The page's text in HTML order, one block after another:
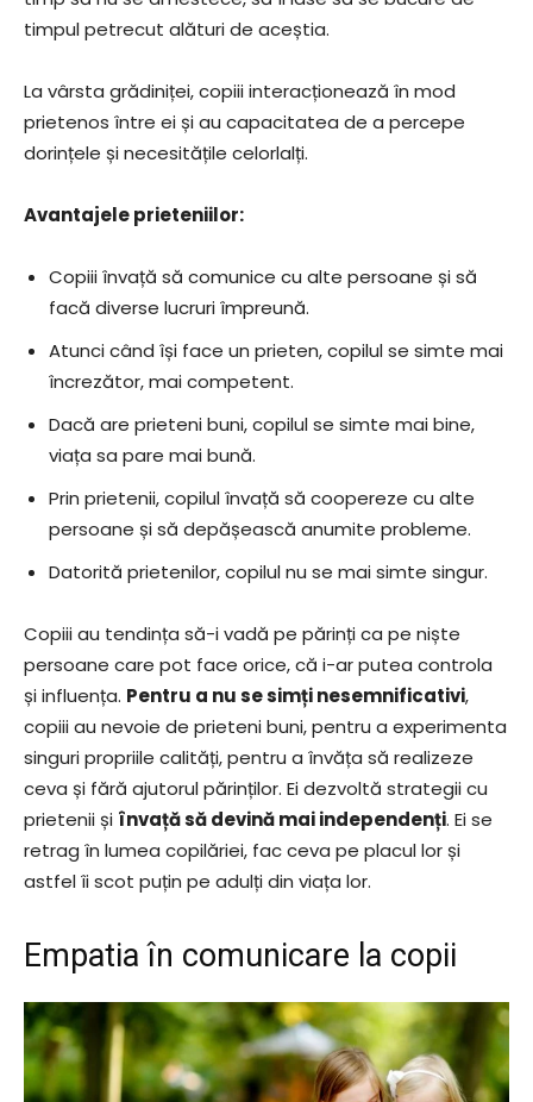
timpul petrecut alături de aceștia.
La vârsta grădiniței, copiii interacționează în mod
prietenos între ei și au capacitatea de a percepe
dorințele și necesitățile celorlalți.
Avantajele prieteniilor:
Copiii învață să comunice cu alte persoane și să
facă diverse lucruri împreună.
Atunci când își face un prieten, copilul se simte mai
încrezător, mai competent.
Dacă are prieteni buni, copilul se simte mai bine,
viața sa pare mai bună.
Prin prietenii, copilul învață să coopereze cu alte
persoane și să depășească anumite probleme.
Datorită prietenilor, copilul nu se mai simte singur.
Copiii au tendința să-i vadă pe părinți ca pe niște
persoane care pot face orice, că i-ar putea controla
și influența. Pentru a nu se simți nesemnificativi,
copiii au nevoie de prieteni buni, pentru a experimenta
singuri propriile calități, pentru a învăța să realizeze
ceva și fără ajutorul părinților. Ei dezvoltă strategii cu
prietenii și învață să devină mai independenți. Ei se
retrag în lumea copilăriei, fac ceva pe placul lor și
astfel îi scot puțin pe adulți din viața lor.
Empatia în comunicare la copii